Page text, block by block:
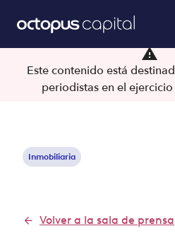
Este contenido está
periodistas en el
Inmobiliaria
Volver a la sala de prensa